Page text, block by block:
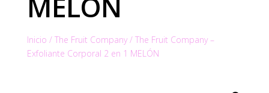
Inicio / The Fruit Company/ The Fruit Company –
Exfoliante Corporal 2 en 1 MELÓN